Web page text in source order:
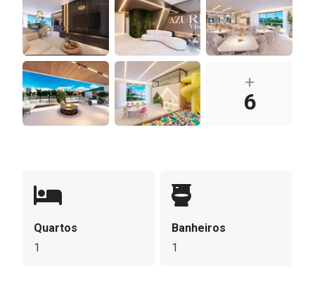
+
6
Quartos
1
Banheiros
1